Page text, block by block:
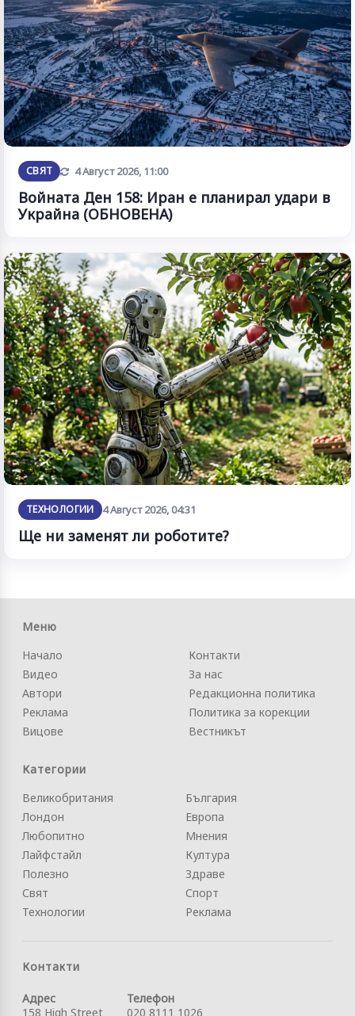
СВЯТ Обновена
4 Август 2026, 11:00
Войната Ден 158: Иран е планирал удари в
Украйна (ОБНОВЕНА)
ТЕХНОЛОГИИ 4 Август 2026, 04:31
Ще ни заменят ли роботите?
Меню
Начало
Видео
Автори
Реклама
Вицове
Контакти
За нас
Редакционна политика
Политика за корекции
Вестникът
Категории
Великобритания
Лондон
Любопитно
Лайфстайл
Полезно
Свят
Технологии
България
Европа
Мнения
Култура
Здраве
Спорт
Реклама
Контакти
Адрес
158 High Street
Телефон
020 8111 1026